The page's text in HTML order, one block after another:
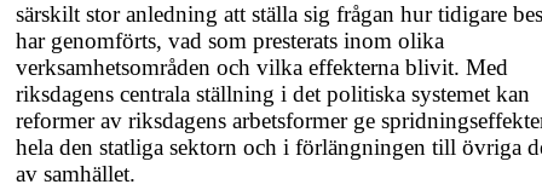
särskilt stor anledning att ställa sig frågan hur tidigare
har genomförts, vad som presterats inom olika
verksamhetsområden och vilka effekterna blivit. Med
riksdagens centrala ställning i det politiska systemet kan
reformer av riksdagens arbetsformer ge
hela den statliga sektorn och i förlängningen till övriga
av samhället.